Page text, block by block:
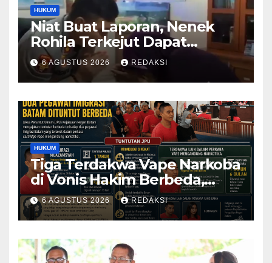
HUKUM
Niat Buat Laporan, Nenek
Rohila Terkejut Dapat
Bantuan dari Kabid Propam
Kombes Pol Eddwi
6 AGUSTUS 2026 REDAKSI
HUKUM
Tiga Terdakwa Vape Narkoba
di Vonis Hakim Berbeda,
Oknum Pegawai Imigrasi
Batam Paling Ringan
6 AGUSTUS 2026 REDAKSI